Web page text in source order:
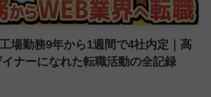
工場勤務9年から1週間で4社内定｜高
ナーになれた転職活動の全記録